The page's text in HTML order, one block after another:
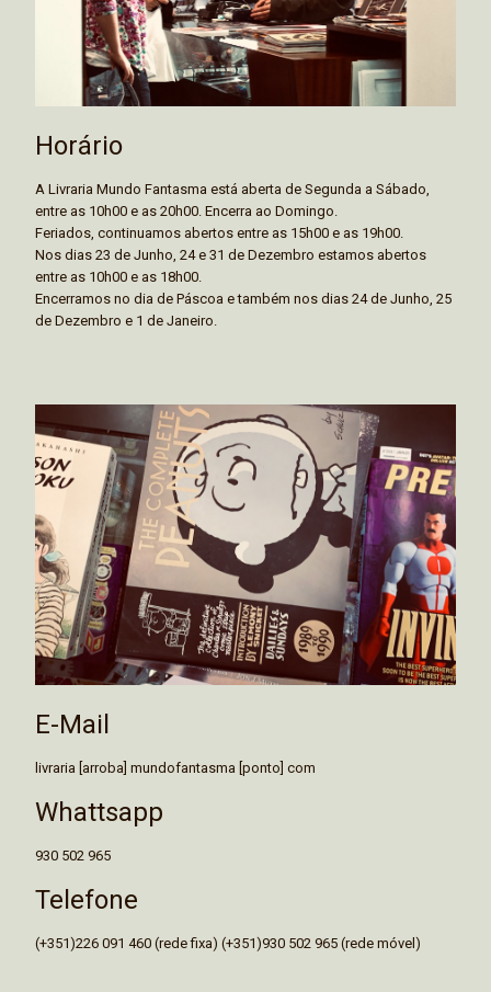
Horário
A Livraria Mundo Fantasma está aberta de Segunda a Sábado,
entre as 10h00 e as 20h00. Encerra ao Domingo.
Feriados, continuamos abertos entre as 15h00 e as 19h00.
Nos dias 23 de Junho, 24 e 31 de Dezembro estamos abertos
entre as 10h00 e as 18h00.
Encerramos no dia de Páscoa e também nos dias 24 de Junho, 25
de Dezembro e 1 de Janeiro.
E-Mail
livraria [arroba] mundofantasma [ponto] com
Whattsapp
930 502 965
Telefone
(+351)226 091 460 (rede fixa) (+351)930 502 965 (rede móvel)